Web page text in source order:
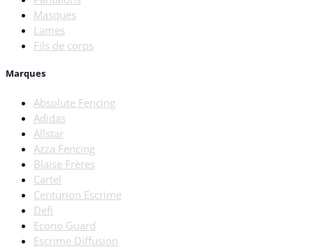
Masques
Lames
Fils de corps
Marques
Absolute Fencing
Adidas
Allstar
Azza Fencing
Blaise Frères
Cartel
Centurion Escrime
Defi
Econo Guard
Escrime Diffusion